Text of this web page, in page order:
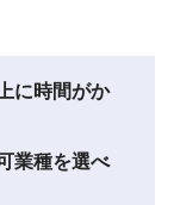
に時間がか
業種を選べ